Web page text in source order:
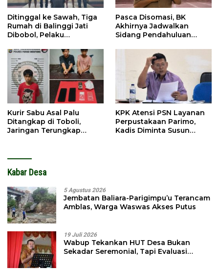
Ditinggal ke Sawah, Tiga
Rumah di Balinggi Jati
Dibobol, Pelaku
Pasca Disomasi, BK
Akhirnya Jadwalkan
Sidang Pendahuluan
Kurir Sabu Asal Palu
Ditangkap di Toboli,
Jaringan Terungkap
KPK Atensi PSN Layanan
Perpustakaan Parimo,
Kadis Diminta Susun
Kabar Desa
5 Agustus 2026
Jembatan Baliara-Parigimpu’u Terancam
Amblas, Warga Waswas Akses Putus
19 Juli 2026
Wabup Tekankan HUT Desa Bukan
Sekadar Seremonial, Tapi Evaluasi